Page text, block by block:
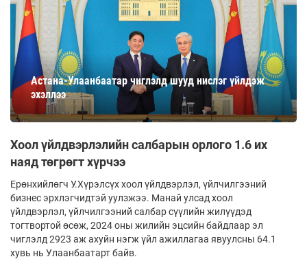
Астана-Улаанбаатар чиглэлд шууд нислэг үйлдэж
эхэллээ
Хоол үйлдвэрлэлийн салбарын орлого 1.6 их
наяд төгрөгт хүрчээ
Ерөнхийлөгч У.Хүрэлсүх хоол үйлдвэрлэл, үйлчилгээний
бизнес эрхлэгчидтэй уулзжээ. Манай улсад хоол
үйлдвэрлэл, үйлчилгээний салбар сүүлийн жилүүдэд
тогтвортой өсөж, 2024 оны жилийн эцсийн байдлаар эл
чиглэлд 2923 аж ахуйн нэгж үйл ажиллагаа явуулсны 64.1
хувь нь Улаанбаатарт байв.